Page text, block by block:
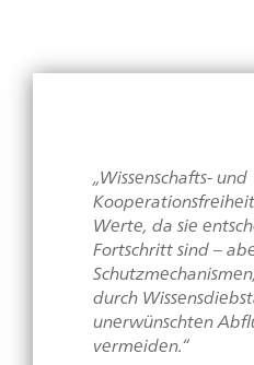
„Wissenschafts- und
Werte, da sie
Fortschritt sind –
durch
unerwünschten
vermeiden.“